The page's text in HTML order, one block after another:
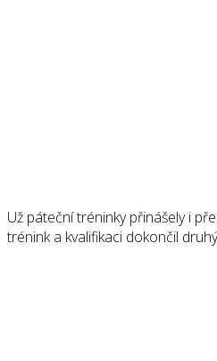
Už páteční tréninky přinášely i
trénink a kvalifikaci dokončil